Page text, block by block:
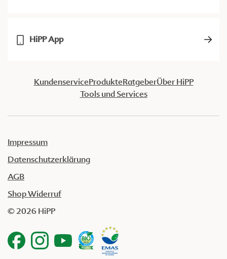
HiPP App
KundenserviceProdukteRatgeberÜber HiPP
Tools und Services
Impressum
Datenschutzerklärung
AGB
Shop Widerruf
© 2026 HiPP